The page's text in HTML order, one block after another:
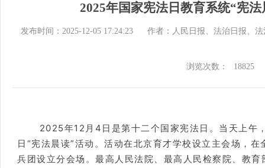
2025年国家宪法日教育系统“宪
发布时间：2025-12-05 17:24:23 作者：人民日报、法治日报、法
浏览次数： 18825
2025年12月4日是第十二个国家宪法日。当天上午
日“宪法晨读”活动。活动在北京育才学校设立主会场，
兵团设立分会场。最高人民法院、最高人民检察院、教